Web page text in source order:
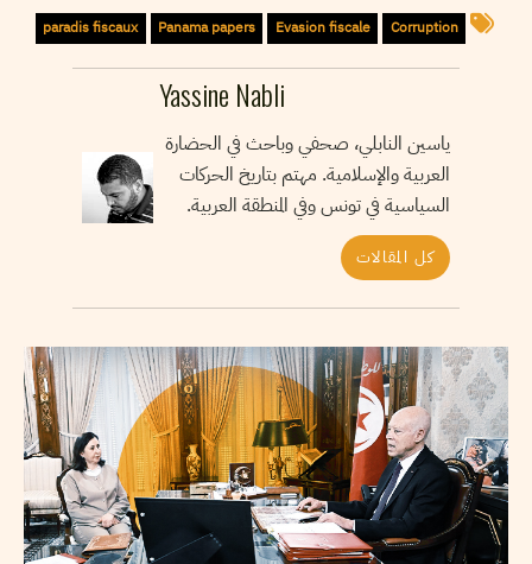
Corruption
Evasion fiscale
Panama papers
paradis fiscaux
Yassine Nabli
ياسين النابلي، صحفي وباحث في الحضارة
العربية والإسلامية. مهتم بتاريخ الحركات
السياسية في تونس وفي المنطقة العربية.
كل المقالات